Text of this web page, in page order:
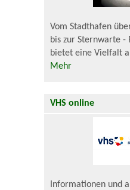
Vom Stadthafen
bis zur Sternwarte -
bietet eine Vielfalt
Mehr
VHS online
Informationen und